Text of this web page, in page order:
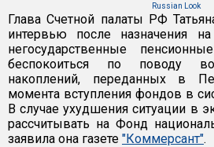
Russian Look
Глава Счетной палаты РФ
интервью после назначения
негосударственные
беспокоиться по поводу
накоплений, переданных в
момента вступления фондов в
В случае ухудшения ситуации в
рассчитывать на Фонд
заявила она газете "Коммерсант".